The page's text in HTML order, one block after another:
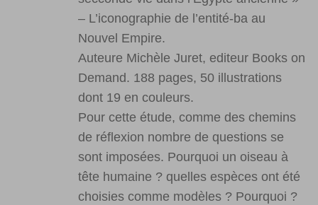
– L’iconographie de l’entité-ba au
Nouvel Empire.
Auteure Michèle Juret, editeur Books on
Demand. 188 pages, 50 illustrations
dont 19 en couleurs.
Pour cette étude, comme des chemins
de réflexion nombre de questions se
sont imposées. Pourquoi un oiseau à
tête humaine ? quelles espèces ont été
choisies comme modèles ? Pourquoi ?